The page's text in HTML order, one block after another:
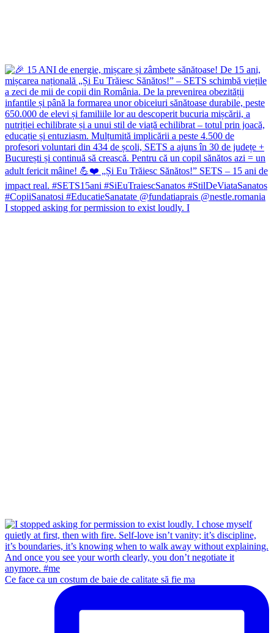
I stopped asking for permission to exist loudly. I
Ce face ca un costum de baie de calitate să fie ma